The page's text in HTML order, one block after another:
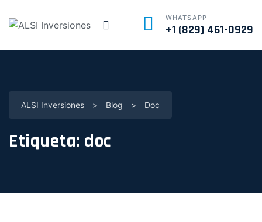
WHATSAPP
+1 (829) 461-0929
ALSI Inversiones > Blog > Doc
Etiqueta: doc